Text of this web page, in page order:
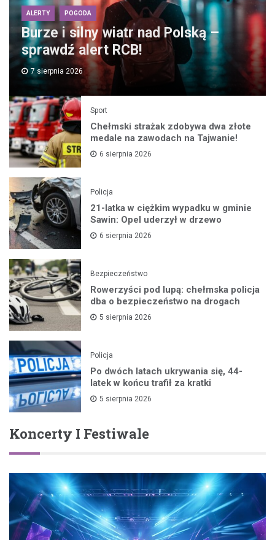
ALERTY POGODA
Burze i silny wiatr nad Polską –
sprawdź alert RCB!
7 sierpnia 2026
Sport
Chełmski strażak zdobywa dwa złote
medale na zawodach na Tajwanie!
6 sierpnia 2026
Policja
21-latka w ciężkim wypadku w gminie
Sawin: Opel uderzył w drzewo
6 sierpnia 2026
Bezpieczeństwo
Rowerzyści pod lupą: chełmska policja
dba o bezpieczeństwo na drogach
5 sierpnia 2026
Policja
Po dwóch latach ukrywania się, 44-
latek w końcu trafił za kratki
5 sierpnia 2026
Koncerty I Festiwale